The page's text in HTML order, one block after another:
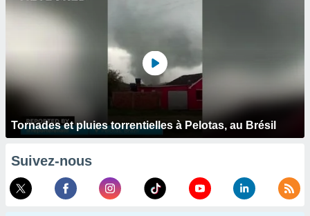
Tornades et pluies torrentielles à Pelotas, au Brésil
Suivez-nous